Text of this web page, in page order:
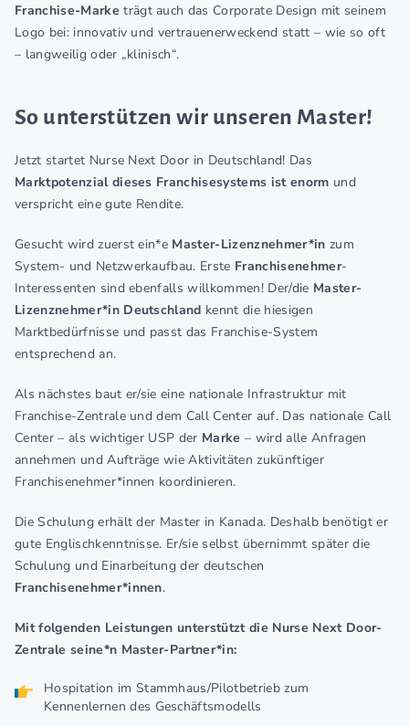
Franchise-Marke trägt auch das Corporate Design mit seinem
Logo bei: innovativ und vertrauenerweckend statt – wie so oft
– langweilig oder „klinisch“.
So unterstützen wir unseren Master!
Jetzt startet Nurse Next Door in Deutschland! Das
Marktpotenzial dieses Franchisesystems ist enorm und
verspricht eine gute Rendite.
Gesucht wird zuerst ein*e Master-Lizenznehmer*in zum
System- und Netzwerkaufbau. Erste Franchisenehmer-
Interessenten sind ebenfalls willkommen! Der/die Master-
Lizenznehmer*in Deutschland kennt die hiesigen
Marktbedürfnisse und passt das Franchise-System
entsprechend an.
Als nächstes baut er/sie eine nationale Infrastruktur mit
Franchise-Zentrale und dem Call Center auf. Das nationale Call
Center – als wichtiger USP der Marke – wird alle Anfragen
annehmen und Aufträge wie Aktivitäten zukünftiger
Franchisenehmer*innen koordinieren.
Die Schulung erhält der Master in Kanada. Deshalb benötigt er
gute Englischkenntnisse. Er/sie selbst übernimmt später die
Schulung und Einarbeitung der deutschen
Franchisenehmer*innen.
Mit folgenden Leistungen unterstützt die Nurse Next Door-
Zentrale seine*n Master-Partner*in:
Hospitation im Stammhaus/Pilotbetrieb zum
Kennenlernen des Geschäftsmodells